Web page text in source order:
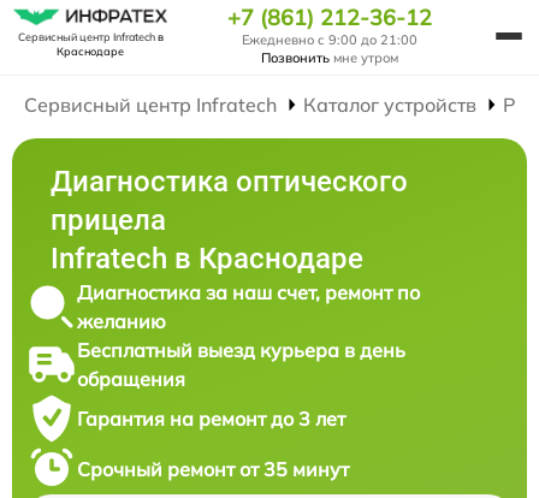
Сервисный центр Infratechв
Краснодаре
+7 (861) 212-36-12
Ежедневно с 9:00 до 21:00
Позвонить мне утром
Сервисный центр Infratech Каталог устройств
Диагностика оптического
прицела
Infratech в Краснодаре
Диагностика за наш счет, ремонт по
желанию
Бесплатный выезд курьера в день
обращения
Гарантия на ремонт до 3 лет
Срочный ремонт от 35 минут